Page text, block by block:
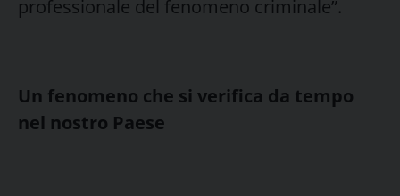
professionale del fenomeno criminale”.
Un fenomeno che si verifica da tempo
nel nostro Paese